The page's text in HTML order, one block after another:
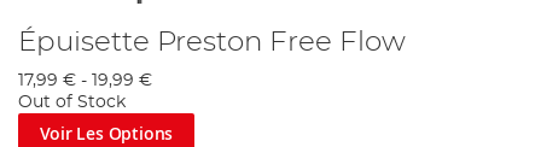
Épuisette Preston Free Flow
17,99 € -
19,99 €
Out of Stock
Voir Les Options